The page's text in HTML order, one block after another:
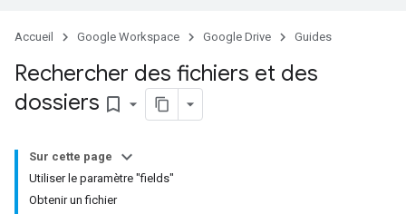
Accueil Google Workspace Google Drive Guides
Rechercher des fichiers et des
dossiers bookmark_border
Sur cette page
Utiliser le paramètre "fields"
Obtenir un fichier